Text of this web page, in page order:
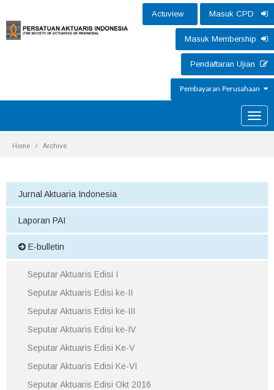
Actuview Masuk CPD
Masuk Membership
Pendaftaran Ujian
Pembayaran Perusahaan
Toggle
Home Archive
Jurnal Aktuaria Indonesia
Laporan PAI
E-bulletin
Seputar Aktuaris Edisi I
Seputar Aktuaris Edisi ke-II
Seputar Aktuaris Edisi ke-III
Seputar Aktuaris Edisi ke-IV
Seputar Aktuaris Edisi Ke-V
Seputar Aktuaris Edisi Ke-VI
Seputar Aktuaris Edisi Okt 2016